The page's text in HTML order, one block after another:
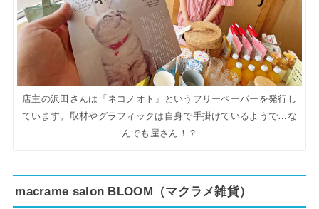
店主の沢田さんは「ネコノオト」というフリーペーパーを発行し
ています。取材やグラフィックは自身で手掛けているようで…な
んでも屋さん！？
macrame salon BLOOM（マクラメ雑貨）